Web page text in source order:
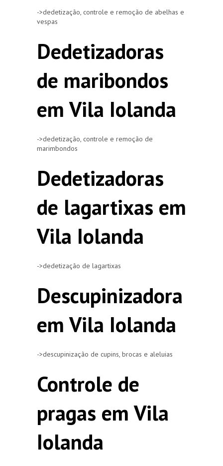
->dedetização, controle e remoção de abelhas e
vespas
Dedetizadoras
de maribondos
em Vila Iolanda
->dedetização, controle e remoção de
marimbondos
Dedetizadoras
de lagartixas em
Vila Iolanda
->dedetização de lagartixas
Descupinizadora
em Vila Iolanda
->descupinização de cupins, brocas e aleluias
Controle de
pragas em Vila
Iolanda